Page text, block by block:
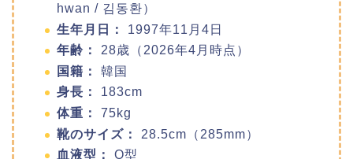
hwan / 김동환）
生年月日：
1997年11月4日
年齢：
28歳（2026年4月時点）
国籍：
韓国
身長：
183cm
体重：
75kg
靴のサイズ：
28.5cm（285mm）
血液型：
O型